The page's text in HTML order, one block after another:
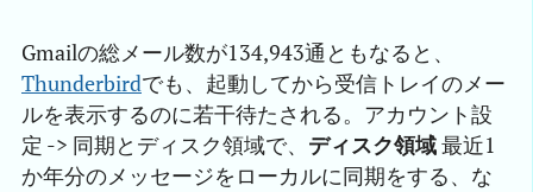
Gmailの総メール数が134,943通ともなると、
Thunderbirdでも、起動してから受信トレイのメー
ルを表示するのに若干待たされる。アカウント設
定 -> 同期とディスク領域で、 ディスク領域最近1
か年分のメッセージをローカルに同期をする、な